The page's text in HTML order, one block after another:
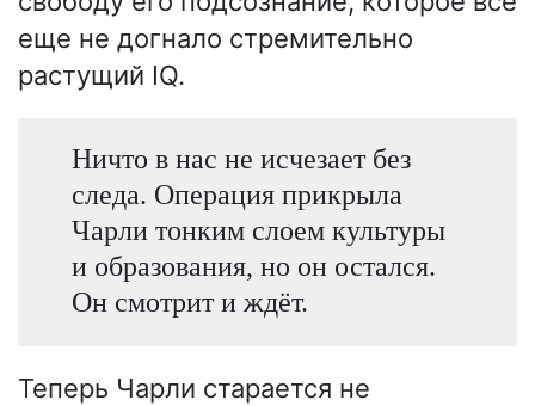
еще не догнало стремительно
растущий IQ.
Ничто в нас не исчезает без
следа. Операция прикрыла
Чарли тонким слоем культуры
и образования, но он остался.
Он смотрит и ждёт.
Теперь Чарли старается не